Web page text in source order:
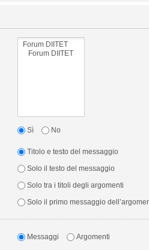
Sì No
Titolo e testo del messaggio
Solo il testo del messaggio
Solo tra i titoli degli argomenti
Solo il primo messaggio
Messaggi Argomenti